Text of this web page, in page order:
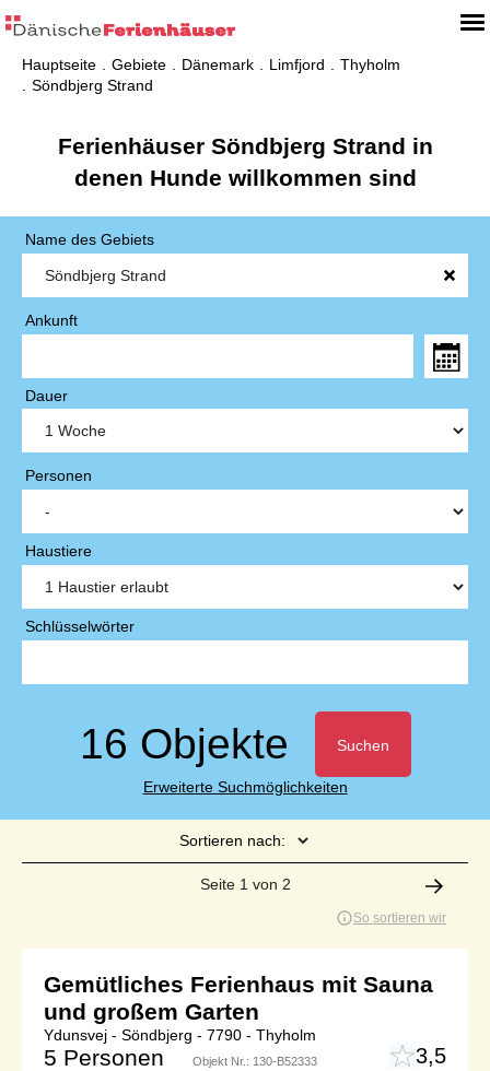
Hauptseite Gebiete Dänemark Limfjord
Thyholm
Söndbjerg Strand
Ferienhäuser Söndbjerg Strand in
denen Hunde willkommen sind
Name des Gebiets
Ankunft
Dauer
Personen
Haustiere
Schlüsselwörter
16 Objekte Suchen
Erweiterte Suchmöglichkeiten
Sortieren nach:
Seite 1 von 2
So sortieren wir
Gemütliches Ferienhaus mit Sauna
und großem Garten
Ydunsvej - Söndbjerg - 7790 - Thyholm
5 Personen Objekt Nr.: 130-B52333 3,5